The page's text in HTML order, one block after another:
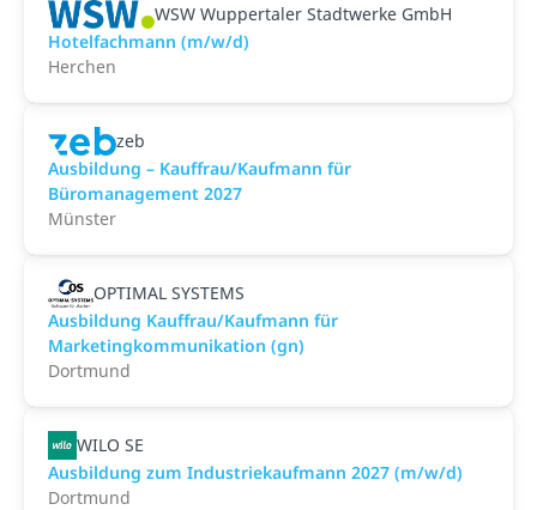
WSW Wuppertaler Stadtwerke GmbH
Hotelfachmann (m/w/d)
Herchen
zeb
Ausbildung – Kauffrau/Kaufmann für
Büromanagement 2027
Münster
OPTIMAL SYSTEMS
Ausbildung Kauffrau/Kaufmann für
Marketingkommunikation (gn)
Dortmund
WILO SE
Ausbildung zum Industriekaufmann 2027 (m/w/d)
Dortmund